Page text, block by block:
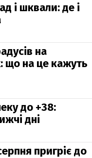
і шквали: де і
на
що на це кажуть
до +38:
дні
пригріє до